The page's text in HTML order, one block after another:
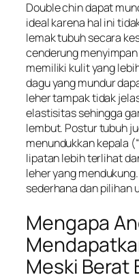
Double chin dapat
ideal karena hal ini
lemak tubuh secara
cenderung
memiliki kulit yang
dagu yang mundur
leher tampak tidak
elastisitas sehingga
lembut. Postur tubuh
menundukkan kepala
lipatan lebih terlihat
leher yang
sederhana dan pilihan
Mengapa
Meski Berat